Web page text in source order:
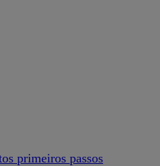
primeiros passos